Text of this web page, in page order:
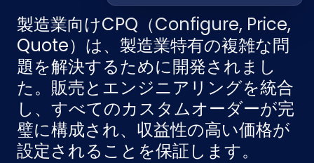
製造業向けCPQ（Configure, Price,
Quote）は、製造業特有の複雑な問
題を解決するために開発されまし
た。販売とエンジニアリングを統合
し、すべてのカスタムオーダーが完
璧に構成され、収益性の高い価格が
設定されることを保証します。